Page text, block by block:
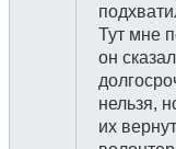
Тут мне
он
нельзя,
их